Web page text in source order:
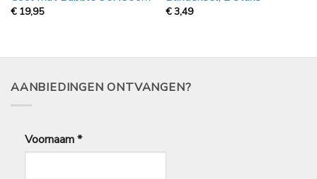
€ 19,95 €3,49
AANBIEDINGEN ONTVANGEN?
Voornaam*